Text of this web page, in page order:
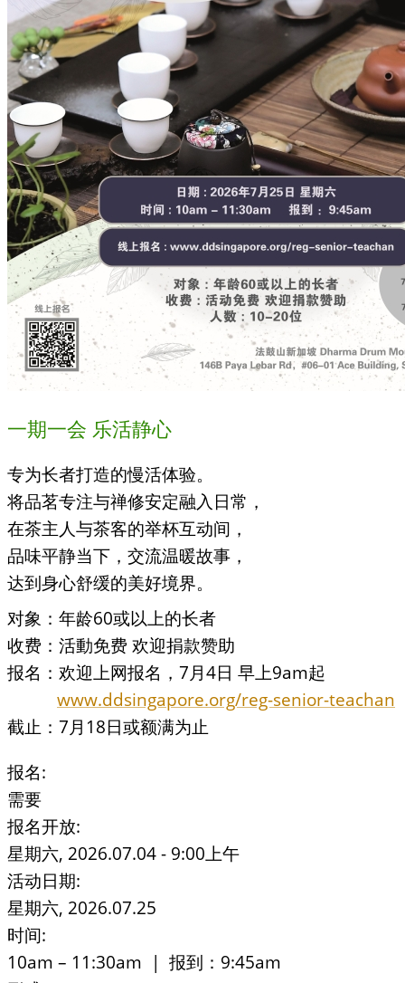
一期一会 乐活静心
专为长者打造的慢活体验。
将品茗专注与禅修安定融入日常，
在茶主人与茶客的举杯互动间，
品味平静当下，交流温暖故事，
达到身心舒缓的美好境界。
对象：年龄60或以上的长者
收费：活動免费 欢迎捐款赞助
报名：欢迎上网报名，7月4日 早上9am起
www.ddsingapore.org/reg-senior-teachan
截止：7月18日或额满为止
报名:
需要
报名开放:
星期六, 2026.07.04 - 9:00上午
活动日期:
星期六, 2026.07.25
时间:
10am – 11:30am | 报到：9:45am